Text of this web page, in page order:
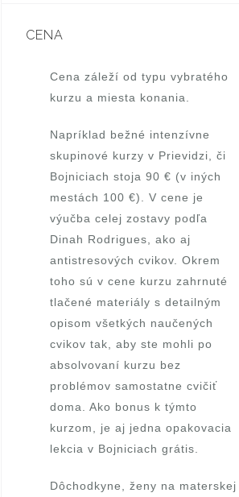
r
á
k
v
,
c
e
r
t
i
CENA
Cena záleží od typu vybratého
kurzu a miesta konania.
Napríklad bežné intenzívne
skupinové kurzy v Prievidzi, či
Bojniciach stoja 90 € (v iných
mestách 100 €). V cene je
výučba celej zostavy podľa
Dinah Rodrigues, ako aj
antistresových cvikov. Okrem
toho sú v cene kurzu zahrnuté
tlačené materiály s detailným
opisom všetkých naučených
cvikov tak, aby ste mohli po
absolvovaní kurzu bez
problémov samostatne cvičiť
doma. Ako bonus k týmto
kurzom, je aj jedna opakovacia
lekcia v Bojniciach grátis.
Dôchodkyne, ženy na materskej